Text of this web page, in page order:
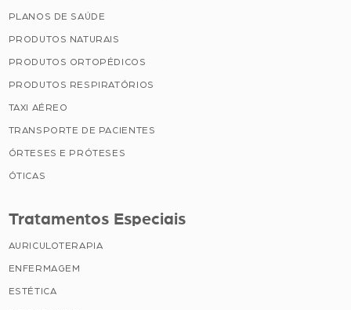
PLANOS DE SAÚDE
PRODUTOS NATURAIS
PRODUTOS ORTOPÉDICOS
PRODUTOS RESPIRATÓRIOS
TAXI AÉREO
TRANSPORTE DE PACIENTES
ÓRTESES E PRÓTESES
ÓTICAS
Tratamentos Especiais
AURICULOTERAPIA
ENFERMAGEM
ESTÉTICA